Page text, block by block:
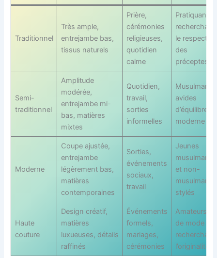
Traditionnel
Très ample,
entrejambe bas,
tissus naturels
Prière,
cérémonies
religieuses,
quotidien
calme
Pratiquants
recherchant
le respect
des
préceptes
Semi-
traditionnel
Amplitude
modérée,
entrejambe mi-
bas, matières
mixtes
Quotidien,
travail,
sorties
informelles
Musulmans
avides
d’équilibre
moderne
Moderne
Coupe ajustée,
entrejambe
légèrement bas,
matières
contemporaines
Sorties,
événements
sociaux,
travail
Jeunes
musulmans
et non-
musulmans
stylés
Haute
couture
Design créatif,
matières
luxueuses, détails
raffinés
Événements
formels,
mariages,
cérémonies
Amateurs
de mode
recherchant
l’originalité